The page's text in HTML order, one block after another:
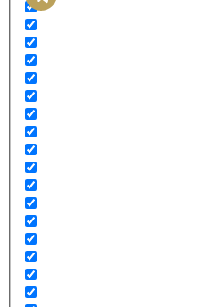
Telegram